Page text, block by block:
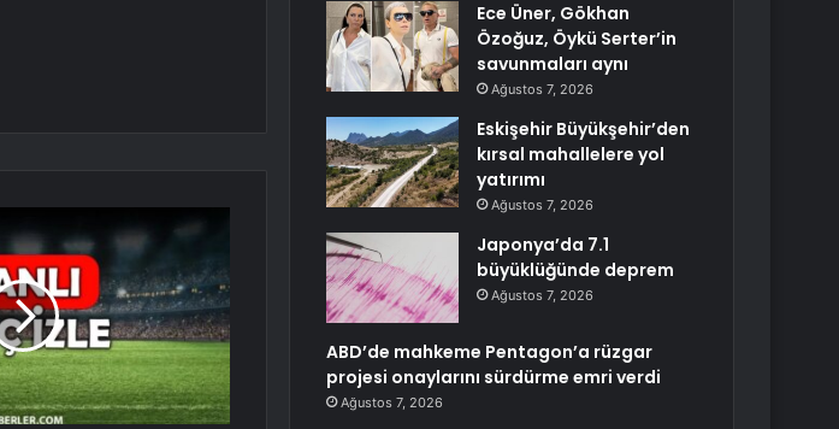
Ece Üner, Gökhan
Özoğuz, Öykü Serter’in
savunmaları aynı
Ağustos 7, 2026
Eskişehir Büyükşehir’den
kırsal mahallelere yol
yatırımı
Ağustos 7, 2026
Japonya’da 7.1
büyüklüğünde deprem
Ağustos 7, 2026
ABD’de mahkeme Pentagon’a rüzgar
projesi onaylarını sürdürme emri verdi
Ağustos 7, 2026